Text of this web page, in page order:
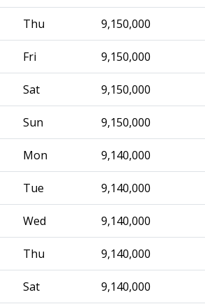
Thu 9,150,000
Fri 9,150,000
Sat 9,150,000
Sun 9,150,000
Mon 9,140,000
Tue 9,140,000
Wed 9,140,000
Thu 9,140,000
Sat 9,140,000